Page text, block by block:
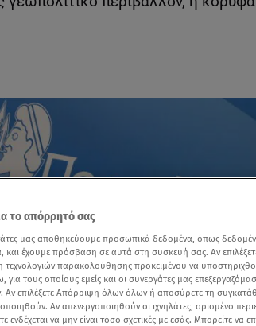
το απόρρητό σας
μας αποθηκεύουμε προσωπικά δεδομένα, όπως
και έχουμε πρόσβαση σε αυτά στη συσκευή σας. Αν
τεχνολογιών παρακολούθησης προκειμένου να
για τους οποίους εμείς και οι συνεργάτες μας
επιλέξετε Απόρριψη όλων όλων ή αποσύρετε τη
Αν απενεργοποιηθούν οι ιχνηλάτες, ορισμένο
ενδέχεται να μην είναι τόσο σχετικές με εσάς. Μπορείτε να